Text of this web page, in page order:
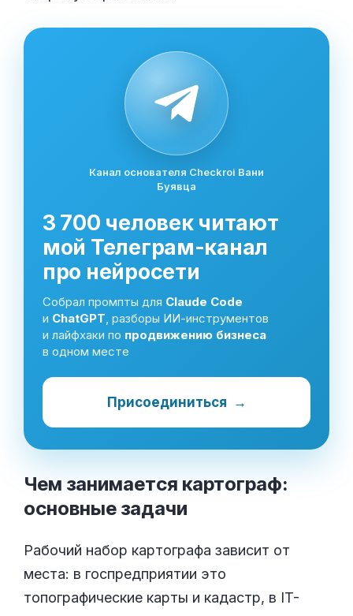
Канал основателя Checkroi Вани
Буявца
3 700 человек читают
мой Телеграм-канал
про нейросети
Собрал промпты для Claude Code
и ChatGPT, разборы ИИ-инструментов
и лайфхаки по продвижению бизнеса
в одном месте
Присоединиться →
Чем занимается картограф:
основные задачи
Рабочий набор картографа зависит от
места: в госпредприятии это
топографические карты и кадастр, в IT-